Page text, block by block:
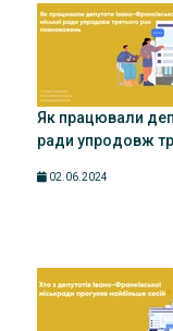
Як працювали
ради упродовж
02.06.2024